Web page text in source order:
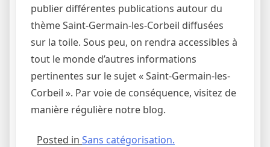
publier différentes publications autour du
thème Saint-Germain-les-Corbeil diffusées
sur la toile. Sous peu, on rendra accessibles à
tout le monde d’autres informations
pertinentes sur le sujet « Saint-Germain-les-
Corbeil ». Par voie de conséquence, visitez de
manière régulière notre blog.
Posted in Sans catégorisation.